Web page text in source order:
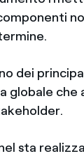
dei
globale
sta